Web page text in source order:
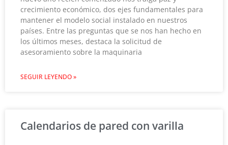
crecimiento económico, dos ejes fundamentales para
mantener el modelo social instalado en nuestros
países. Entre las preguntas que se nos han hecho en
los últimos meses, destaca la solicitud de
asesoramiento sobre la maquinaria
SEGUIR LEYENDO »
Calendarios de pared con varilla